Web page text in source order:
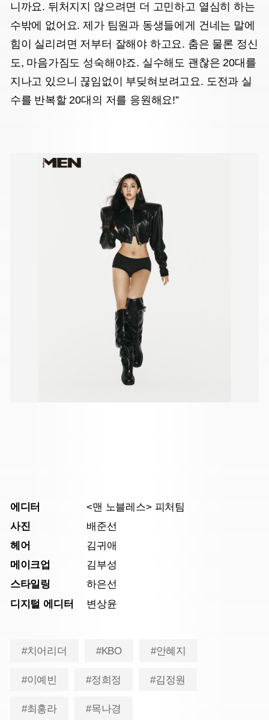
니까요. 뒤처지지 않으려면 더 고민하고 열심히 하는
수밖에 없어요. 제가 팀원과 동생들에게 건네는 말에
힘이 실리려면 저부터 잘해야 하고요. 춤은 물론 정신
도, 마음가짐도 성숙해야죠. 실수해도 괜찮은 20대를
지나고 있으니 끊임없이 부딪혀보려고요. 도전과 실
수를 반복할 20대의 저를 응원해요!”
에디터
<맨 노블레스> 피처팀
사진
배준선
헤어
김귀애
메이크업
김부성
스타일링
하은선
디지털 에디터
변상윤
#치어리더 #KBO #안혜지
#이예빈 #정희정 #김정원
#최홍라 #목나경